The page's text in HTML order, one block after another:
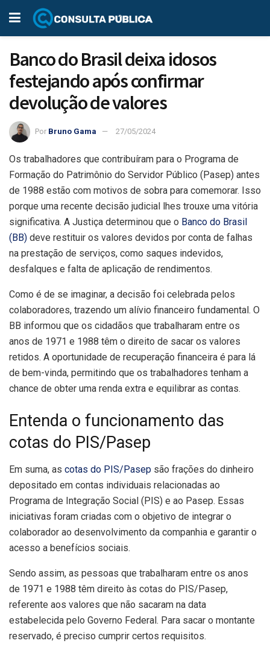
Banco do Brasil deixa idosos
festejando após confirmar
devolução de valores
Por Bruno Gama 27/05/2024
Os trabalhadores que contribuíram para o Programa de
Formação do Patrimônio do Servidor Público (Pasep) antes
de 1988 estão com motivos de sobra para comemorar. Isso
porque uma recente decisão judicial lhes trouxe uma vitória
significativa. A Justiça determinou que o Banco do Brasil
(BB) deve restituir os valores devidos por conta de falhas
na prestação de serviços, como saques indevidos,
desfalques e falta de aplicação de rendimentos.
Como é de se imaginar, a decisão foi celebrada pelos
colaboradores, trazendo um alívio financeiro fundamental. O
BB informou que os cidadãos que trabalharam entre os
anos de 1971 e 1988 têm o direito de sacar os valores
retidos. A oportunidade de recuperação financeira é para lá
de bem-vinda, permitindo que os trabalhadores tenham a
chance de obter uma renda extra e equilibrar as contas.
Entenda o funcionamento das
cotas do PIS/Pasep
Em suma, as cotas do PIS/Pasep são frações do dinheiro
depositado em contas individuais relacionadas ao
Programa de Integração Social (PIS) e ao Pasep. Essas
iniciativas foram criadas com o objetivo de integrar o
colaborador ao desenvolvimento da companhia e garantir o
acesso a benefícios sociais.
Sendo assim, as pessoas que trabalharam entre os anos
de 1971 e 1988 têm direito às cotas do PIS/Pasep,
referente aos valores que não sacaram na data
estabelecida pelo Governo Federal. Para sacar o montante
reservado, é preciso cumprir certos requisitos.